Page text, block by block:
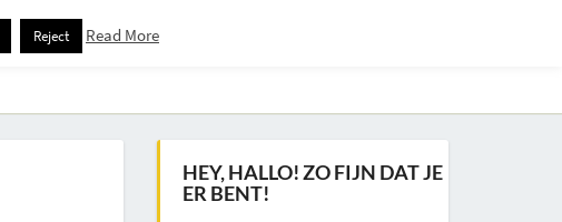
Tuin Downloadspagina – Voor Nieuwsbrief Abonnees
HEY, HALLO! ZO FIJN DAT JE
ER BENT!
Reject Read More